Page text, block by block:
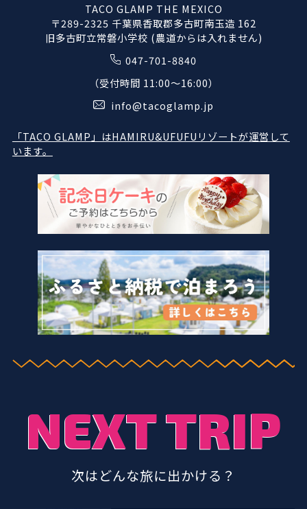
TACO GLAMP THE MEXICO
〒289-2325 千葉県香取郡多古町南玉造 162
旧多古町立常磐小学校 (農道からは入れません)
047-701-8840
（受付時間 11:00〜16:00）
info@tacoglamp.jp
「TACO GLAMP」はHAMIRU&UFUFUリゾートが運営して
います。
NEXT TRIP
次はどんな旅に出かける？